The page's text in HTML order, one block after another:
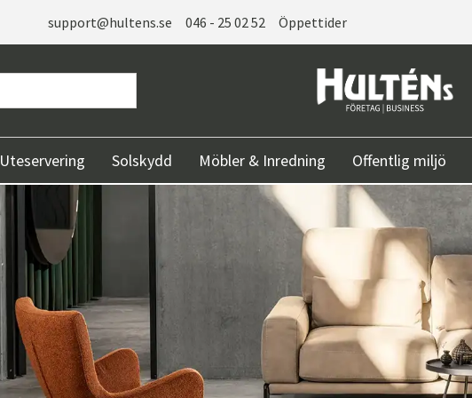
support@hultens.se 046 - 25 02 52 Öppettider
Uteservering Solskydd Möbler & Inredning Offentlig miljö